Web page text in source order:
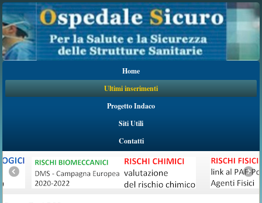
Home
Ultimi inserimenti
Progetto Indaco
Siti Utili
Contatti